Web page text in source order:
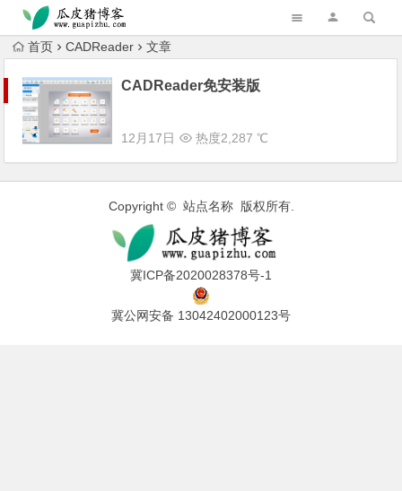
跳转到主内容
首页 CADReader 文章
CADReader免安装版
12月17日 热度2,287 ℃
Copyright © 站点名称 版权所有.
冀ICP备2020028378号-1
冀公网安备 13042402000123号